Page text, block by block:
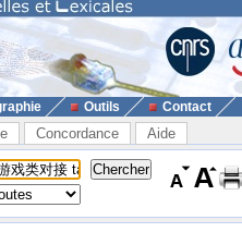
Outils Contact
Concordance Aide